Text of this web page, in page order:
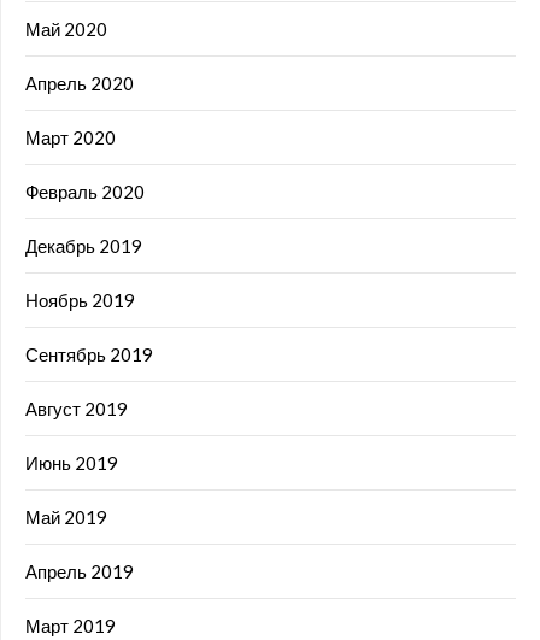
Май 2020
Апрель 2020
Март 2020
Февраль 2020
Декабрь 2019
Ноябрь 2019
Сентябрь 2019
Август 2019
Июнь 2019
Май 2019
Апрель 2019
Март 2019